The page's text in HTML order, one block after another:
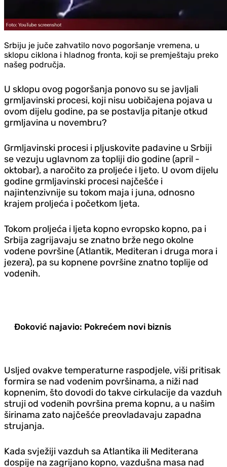
Srbiju je juče zahvatilo novo pogoršanje vremena, u
sklopu ciklona i hladnog fronta, koji se premještaju preko
našeg područja.
U sklopu ovog pogoršanja ponovo su se javljali
grmljavinski procesi, koji nisu uobičajena pojava u
ovom dijelu godine, pa se postavlja pitanje otkud
grmljavina u novembru?
Grmljavinski procesi i pljuskovite padavine u Srbiji
se vezuju uglavnom za topliji dio godine (april -
oktobar), a naročito za proljeće i ljeto. U ovom dijelu
godine grmljavinski procesi najčešće i
najintenzivnije su tokom maja i juna, odnosno
krajem proljeća i početkom ljeta.
Tokom proljeća i ljeta kopno evropsko kopno, pa i
Srbija zagrijavaju se znatno brže nego okolne
vodene površine (Atlantik, Mediteran i druga mora i
jezera), pa su kopnene površine znatno toplije od
vodenih.
Đoković najavio: Pokrećem novi biznis
Usljed ovakve temperaturne raspodjele, viši pritisak
formira se nad vodenim površinama, a niži nad
kopnenim, što dovodi do takve cirkulacije da vazduh
struji od vodenih površina prema kopnu, a u našim
širinama zato najčešće preovladavaju zapadna
strujanja.
Kada svježiji vazduh sa Atlantika ili Mediterana
dospije na zagrijano kopno, vazdušna masa nad